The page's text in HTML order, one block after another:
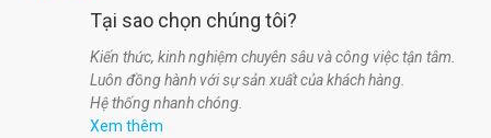
Tại sao chọn chúng tôi?
Kiến thức, kinh nghiệm chuyên sâu và công việc tận tâm.
Luôn đồng hành với sự sản xuất của khách hàng.
Hệ thống nhanh chóng.
Xem thêm